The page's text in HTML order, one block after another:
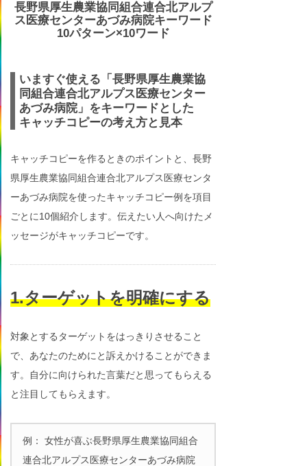
長野県厚生農業協同組合連合北アルプ
ス医療センターあづみ病院キーワード
10パターン×10ワード
いますぐ使える「長野県厚生農業協
同組合連合北アルプス医療センター
あづみ病院」をキーワードとした
キャッチコピーの考え方と見本
キャッチコピーを作るときのポイントと、長野
県厚生農業協同組合連合北アルプス医療センタ
ーあづみ病院を使ったキャッチコピー例を項目
ごとに10個紹介します。伝えたい人へ向けたメ
ッセージがキャッチコピーです。
1.ターゲットを明確にする
対象とするターゲットをはっきりさせること
で、あなたのためにと訴えかけることができま
す。自分に向けられた言葉だと思ってもらえる
と注目してもらえます。
例： 女性が喜ぶ長野県厚生農業協同組合
連合北アルプス医療センターあづみ病院